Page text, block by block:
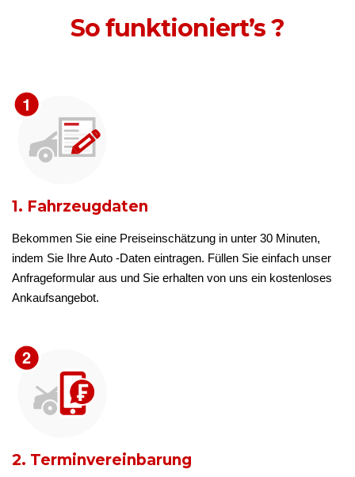
So funktioniert’s ?
1. Fahrzeugdaten
Bekommen Sie eine Preiseinschätzung in unter 30 Minuten,
indem Sie Ihre Auto -Daten eintragen. Füllen Sie einfach unser
Anfrageformular aus und Sie erhalten von uns ein kostenloses
Ankaufsangebot.
2. Terminvereinbarung